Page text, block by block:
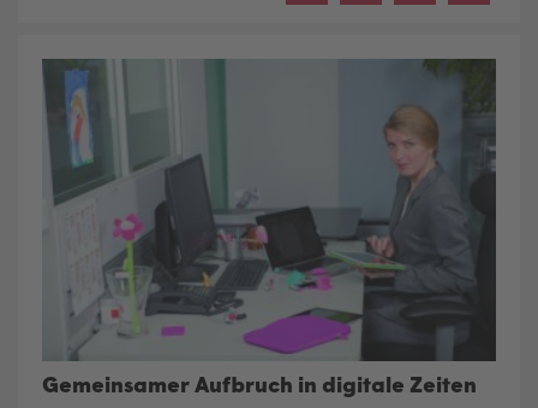
Gemeinsamer Aufbruch in digitale Zeiten